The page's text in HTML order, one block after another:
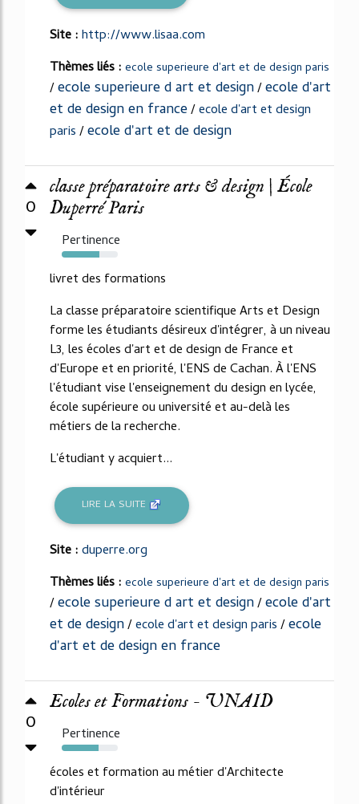
Site :http://www.lisaa.com
Thèmes liés : ecole superieure d'art et de design paris
/ecole superieure d art et design/ecole d'art
et de design en france/ecole d'art et design
paris/ecole d'art et de design
0
classe préparatoire arts & design | École
Duperré Paris
Pertinence
67%
livret des formations
La classe préparatoire scientifique Arts et Design
forme les étudiants désireux d'intégrer, à un niveau
L3, les écoles d'art et de design de France et
d'Europe et en priorité, l'ENS de Cachan. À l'ENS
l'étudiant vise l'enseignement du design en lycée,
école supérieure ou université et au-delà les
métiers de la recherche.
L'étudiant y acquiert...
LIRE LA SUITE
Site :duperre.org
Thèmes liés : ecole superieure d'art et de design paris
/ecole superieure d art et design/ecole d'art
et de design/ecole d'art et design paris/ecole
d'art et de design en france
0
Ecoles et Formations - UNAID
Pertinence
65%
écoles et formation au métier d'Architecte
d'intérieur